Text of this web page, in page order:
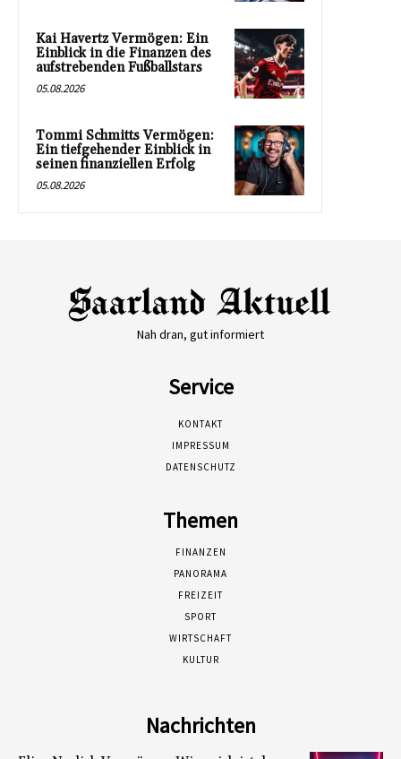
Kai Havertz Vermögen: Ein
Einblick in die Finanzen des
aufstrebenden Fußballstars
05.08.2026
Tommi Schmitts Vermögen:
Ein tiefgehender Einblick in
seinen finanziellen Erfolg
05.08.2026
Nah dran, gut informiert
Service
KONTAKT
IMPRESSUM
DATENSCHUTZ
Themen
FINANZEN
PANORAMA
FREIZEIT
SPORT
WIRTSCHAFT
KULTUR
Nachrichten